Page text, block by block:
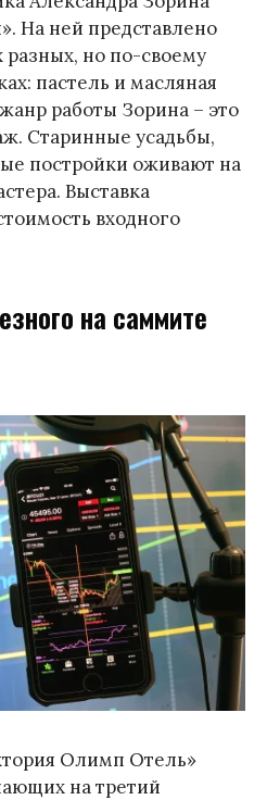
На ней представлено
разных, но по-своему
пастель и масляная
работы Зорина – это
Старинные усадьбы,
постройки оживают на
Выставка
входного
на саммите
Олимп Отель»
на третий